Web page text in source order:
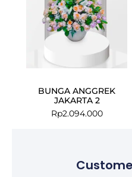
BUNGA ANGGREK
JAKARTA 2
Rp2.094.000